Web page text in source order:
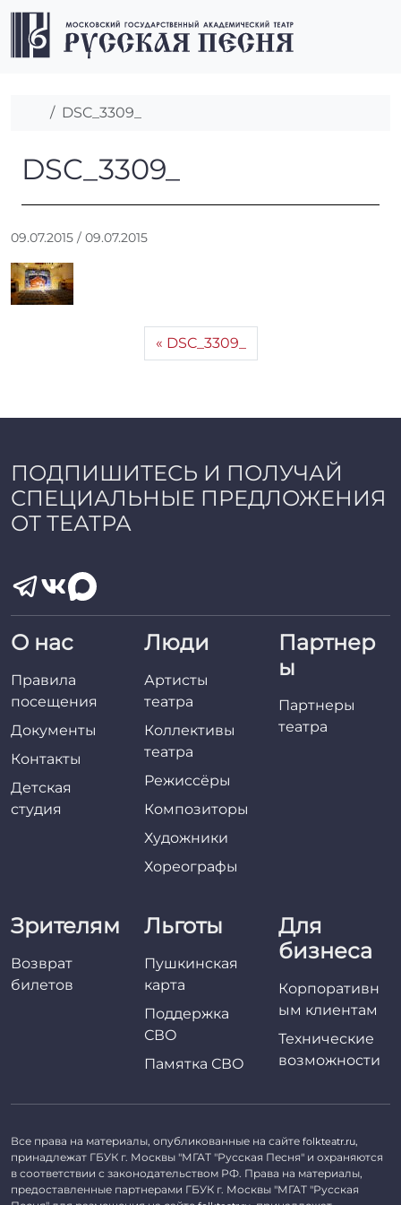
Перейти к содержимому
Перейти к футеру
Главная
DSC_3309_
DSC_3309_
DSC_3309_
09.07.2015 / 09.07.2015
:
i
n
DSC_3309_
ПОДПИШИТЕСЬ И ПОЛУЧАЙ
СПЕЦИАЛЬНЫЕ ПРЕДЛОЖЕНИЯ
ОТ ТЕАТРА
О нас
Правила
посещения
Документы
Контакты
Детская
студия
Люди
Артисты
театра
Коллективы
театра
Режиссёры
Композиторы
Художники
Хореографы
Партнер
ы
Партнеры
театра
Зрителям
Возврат
билетов
Льготы
Пушкинская
карта
Поддержка
СВО
Памятка СВО
Для
бизнеса
Корпоративн
ым клиентам
Технические
возможности
Все права на материалы, опубликованные на сайте folkteatr.ru,
принадлежат ГБУК г. Москвы "МГАТ "Русская Песня" и охраняются
в соответствии с законодательством РФ. Права на материалы,
предоставленные партнерами ГБУК г. Москвы "МГАТ "Русская